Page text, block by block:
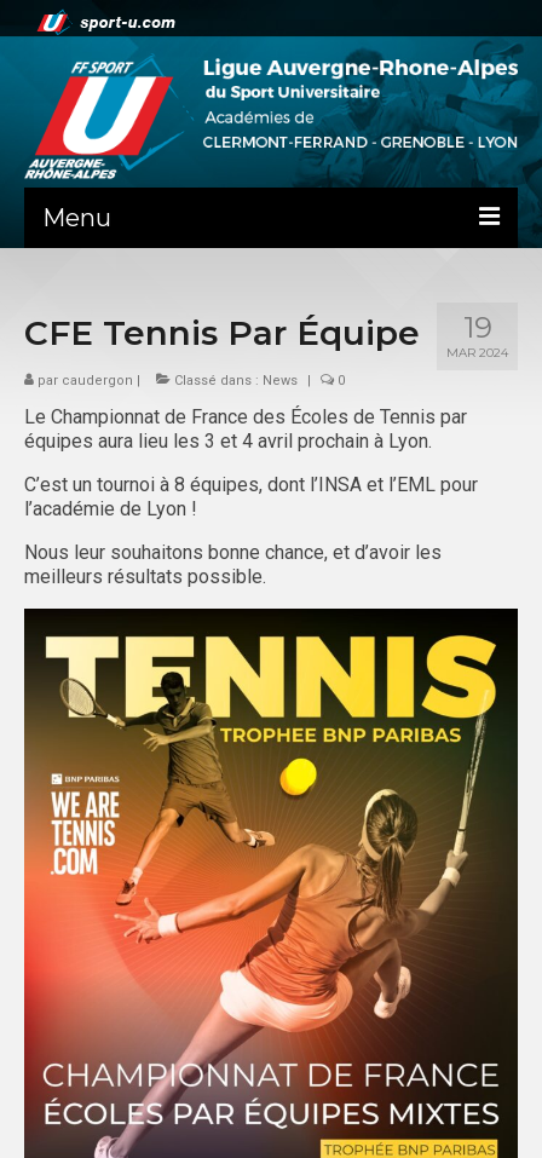
Menu
LA LIGUE
PRÉSENTATION
CLERMONT-FD
ADMINISTRATIF
GRENOBLE
ADMINISTRATIF
SPORTS IND
MAG DU SPORT U
ACTI’SAM & ACTI’VACS
LYON
ADMINISTRATIF
SPORTS IND
SAINT-ÉTIENNE
LOCATION MINIBUS
LOCATION MATÉRIEL
PRENDRE SA LICENCE
19
MAR 2024
CFE Tennis Par Équipe
par caudergon | Classé dans : News | 0
Le Championnat de France des Écoles de Tennis par
équipes aura lieu les 3 et 4 avril prochain à Lyon.
C’est un tournoi à 8 équipes, dont l’INSA et l’EML pour
l’académie de Lyon !
Nous leur souhaitons bonne chance, et d’avoir les
meilleurs résultats possible.